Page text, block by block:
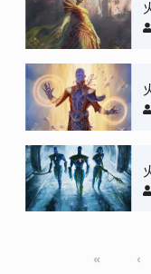
« ‹